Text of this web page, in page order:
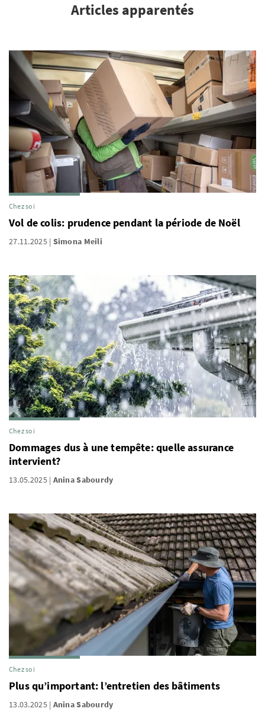
Articles apparentés
Chez soi
Vol de colis: prudence pendant la période de Noël
27.11.2025 Simona Meili
Chez soi
Dommages dus à une tempête: quelle assurance
intervient?
13.05.2025 Anina Sabourdy
Chez soi
Plus qu’important: l’entretien des bâtiments
13.03.2025 Anina Sabourdy